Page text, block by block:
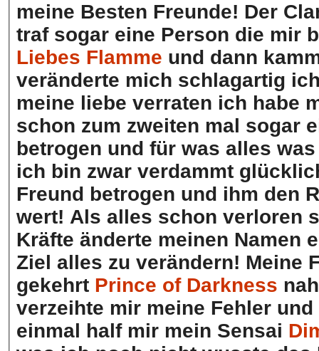
meine Besten Freunde! Der
traf sogar eine Person die mir
Liebes Flamme und dann
veränderte mich schlagartig
meine liebe verraten ich habe
schon zum zweiten mal sogar
betrogen und für was alles
ich bin zwar verdammt
Freund betrogen und ihm den
wert! Als alles schon verloren
Kräfte änderte meinen Namen
Ziel alles zu verändern! Meine
gekehrt Prince of Darkness
verzeihte mir meine Fehler
einmal half mir mein Sensai